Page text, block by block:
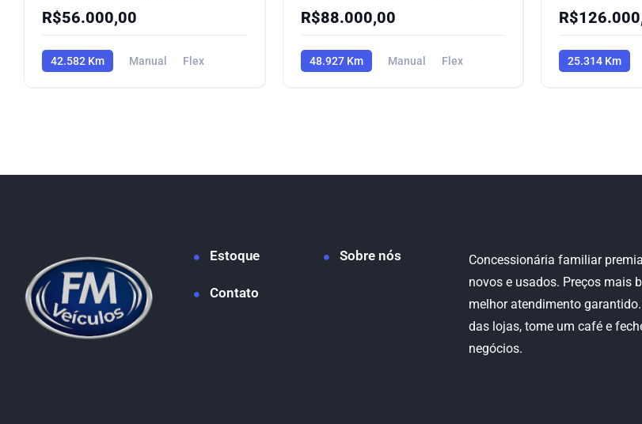
R$56.000,00
42.582 Km Manual Flex
R$88.000,00
48.927 Km Manual Flex 25.314 Km
Estoque Sobre nós
Contato
Concessionária familiar
novos e usados. Preços mais
melhor atendimento
das lojas, tome um café e
negócios.